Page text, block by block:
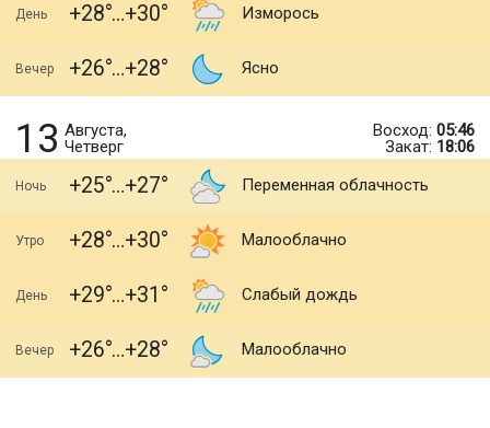
День +28 +30 Изморось
Вечер +26 +28 Ясно
13 Августа,
Четверг
Восход: 05:46
Закат: 18:06
Ночь +25 +27 Переменная облачность
Утро +28 +30 Малооблачно
День +29 +31 Слабый дождь
Вечер +26 +28 Малооблачно